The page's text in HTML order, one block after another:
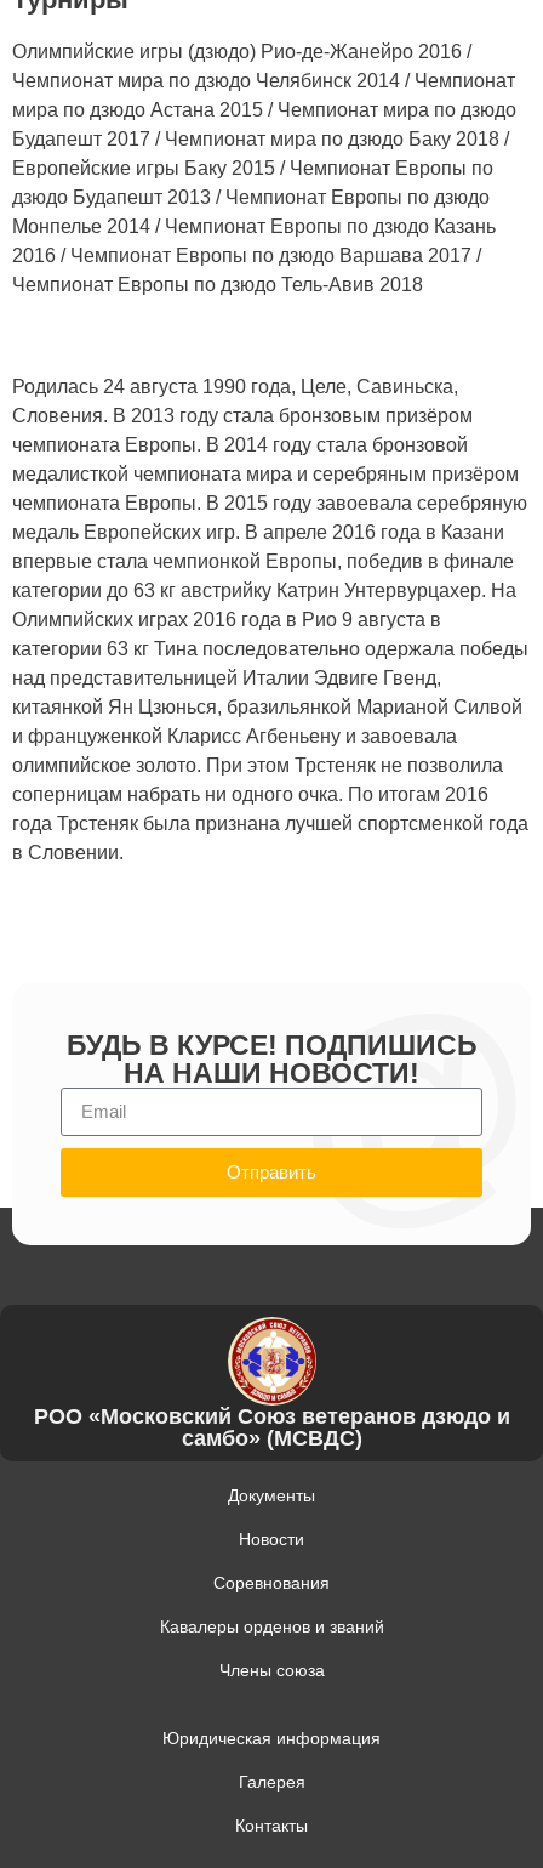
Олимпийские игры (дзюдо) Рио-де-Жанейро 2016 /
Чемпионат мира по дзюдо Челябинск 2014 / Чемпионат
мира по дзюдо Астана 2015 / Чемпионат мира по дзюдо
Будапешт 2017 / Чемпионат мира по дзюдо Баку 2018 /
Европейские игры Баку 2015 / Чемпионат Европы по
дзюдо Будапешт 2013 / Чемпионат Европы по дзюдо
Монпелье 2014 / Чемпионат Европы по дзюдо Казань
2016 / Чемпионат Европы по дзюдо Варшава 2017 /
Чемпионат Европы по дзюдо Тель-Авив 2018
Родилась 24 августа 1990 года, Целе, Савиньска,
Словения. В 2013 году стала бронзовым призёром
чемпионата Европы. В 2014 году стала бронзовой
медалисткой чемпионата мира и серебряным призёром
чемпионата Европы. В 2015 году завоевала серебряную
медаль Европейских игр. В апреле 2016 года в Казани
впервые стала чемпионкой Европы, победив в финале
категории до 63 кг австрийку Катрин Унтервурцахер. На
Олимпийских играх 2016 года в Рио 9 августа в
категории 63 кг Тина последовательно одержала победы
над представительницей Италии Эдвиге Гвенд,
китаянкой Ян Цзюнься, бразильянкой Марианой Силвой
и француженкой Кларисс Агбеньену и завоевала
олимпийское золото. При этом Трстеняк не позволила
соперницам набрать ни одного очка. По итогам 2016
года Трстеняк была признана лучшей спортсменкой года
в Словении.
БУДЬ В КУРСЕ! ПОДПИШИСЬ
НА НАШИ НОВОСТИ!
Отправить
РОО «Московский Союз ветеранов дзюдо и
самбо» (МСВДС)
Документы
Новости
Соревнования
Кавалеры орденов и званий
Члены союза
Юридическая информация
Галерея
Контакты